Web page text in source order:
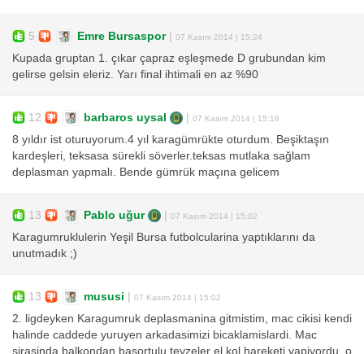
5 Emre Bursaspor| 07 Kasım 2014 | 15:24
Kupada gruptan 1. çıkar çapraz eşleşmede D grubundan kim
gelirse gelsin eleriz. Yarı final ihtimali en az %90
12 barbaros uysal | 07 Kasım 2014 | 15:18
8 yıldır ist oturuyorum.4 yıl karagümrükte oturdum. Beşiktaşın
kardeşleri, teksasa sürekli söverler.teksas mutlaka sağlam
deplasman yapmalı. Bende gümrük maçına gelicem
13 Pablo uğur | 07 Kasım 2014 | 15:02
Karagumruklulerin Yeşil Bursa futbolcularina yaptıklarını da
unutmadık ;)
13 mususi | 07 Kasım 2014 | 15:02
2. ligdeyken Karagumruk deplasmanina gitmistim, mac cikisi kendi
halinde caddede yuruyen arkadasimizi bicaklamislardi. Mac
sirasinda balkondan basortulu teyzeler el kol hareketi yapiyordu, o